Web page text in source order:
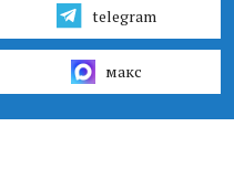
telegram
макс